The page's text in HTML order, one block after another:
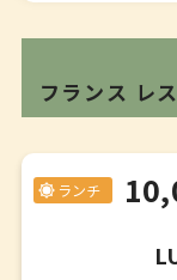
フランス レ
ランチ